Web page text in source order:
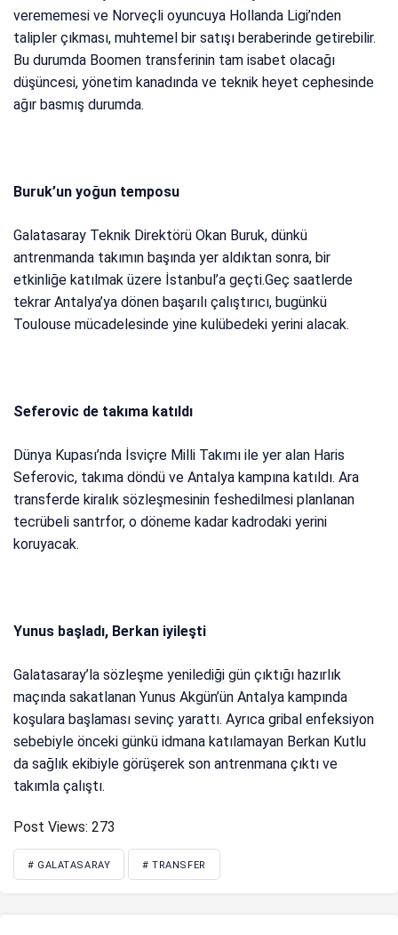
verememesi ve Norveçli oyuncuya Hollanda Ligi’nden
talipler çıkması, muhtemel bir satışı beraberinde getirebilir.
Bu durumda Boomen transferinin tam isabet olacağı
düşüncesi, yönetim kanadında ve teknik heyet cephesinde
ağır basmış durumda.
Buruk’un yoğun temposu
Galatasaray Teknik Direktörü Okan Buruk, dünkü
antrenmanda takımın başında yer aldıktan sonra, bir
etkinliğe katılmak üzere İstanbul’a geçti.Geç saatlerde
tekrar Antalya’ya dönen başarılı çalıştırıcı, bugünkü
Toulouse mücadelesinde yine kulübedeki yerini alacak.
Seferovic de takıma katıldı
Dünya Kupası’nda İsviçre Milli Takımı ile yer alan Haris
Seferovic, takıma döndü ve Antalya kampına katıldı. Ara
transferde kiralık sözleşmesinin feshedilmesi planlanan
tecrübeli santrfor, o döneme kadar kadrodaki yerini
koruyacak.
Yunus başladı, Berkan iyileşti
Galatasaray’la sözleşme yenilediği gün çıktığı hazırlık
maçında sakatlanan Yunus Akgün’ün Antalya kampında
koşulara başlaması sevinç yarattı. Ayrıca gribal enfeksiyon
sebebiyle önceki günkü idmana katılamayan Berkan Kutlu
da sağlık ekibiyle görüşerek son antrenmana çıktı ve
takımla çalıştı.
Post Views: 273
# GALATASARAY # TRANSFER